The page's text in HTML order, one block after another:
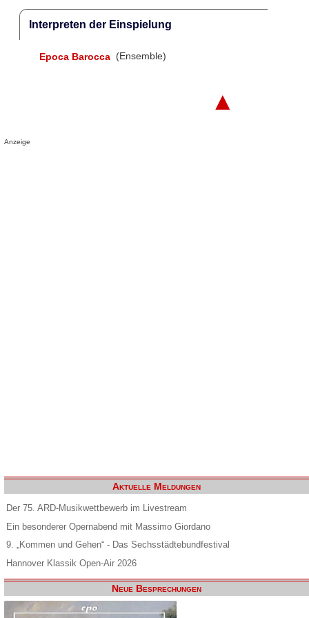
Interpreten der Einspielung
Epoca Barocca (Ensemble)
▲
Anzeige
Aktuelle Meldungen
Der 75. ARD-Musikwettbewerb im Livestream
Ein besonderer Opernabend mit Massimo Giordano
9. „Kommen und Gehen“ - Das Sechsstädtebundfestival
Hannover Klassik Open-Air 2026
Neue Besprechungen